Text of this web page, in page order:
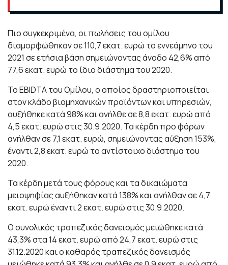
Πιο συγκεκριμένα, οι πωλήσεις του ομίλου
διαμορφώθηκαν σε 110,7 εκατ. ευρώ το εννεάμηνο του
2021 σε ετήσια βάση σημειώνοντας άνοδο 42,6% από
77,6 εκατ. ευρώ το ίδιο διάστημα του 2020.
Το EBIDTA του Ομίλου, ο οποίος δραστηριοποιείται
στον κλάδο βιομηχανικών προϊόντων και υπηρεσιών,
αυξήθηκε κατά 98% και ανήλθε σε 8,8 εκατ. ευρώ από
4,5 εκατ. ευρώ στις 30.9.2020. Τα κέρδη προ φόρων
ανήλθαν σε 7,1 εκατ. ευρώ, σημειώνοντας αύξηση 153%,
έναντι 2,8 εκατ. ευρώ το αντίστοιχο διάστημα του
2020.
Τα κέρδη μετά τους φόρους και τα δικαιώματα
μειοψηφίας αυξήθηκαν κατά 138% και ανήλθαν σε 4,7
εκατ. ευρώ έναντι 2 εκατ. ευρώ στις 30.9.2020.
Ο συνολικός τραπεζικός δανεισμός μειώθηκε κατά
43,3% στα 14 εκατ. ευρώ από 24,7 εκατ. ευρώ στις
31.12.2020 και ο καθαρός τραπεζικός δανεισμός